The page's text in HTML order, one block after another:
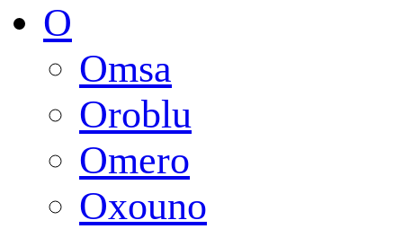
O
Omsa
Oroblu
Omero
Oxouno